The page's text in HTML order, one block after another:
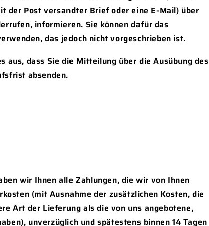
der Post versandter Brief oder eine E-Mail) über
informieren. Sie können dafür das
das jedoch nicht vorgeschrieben ist.
dass Sie die Mitteilung über die Ausübung des
absenden.
wir Ihnen alle Zahlungen, die wir von Ihnen
(mit Ausnahme der zusätzlichen Kosten, die
Art der Lieferung als die von uns angebotene,
unverzüglich und spätestens binnen 14 Tagen